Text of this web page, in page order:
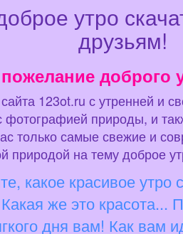
утро
друзьям!
доброго
123ot.ru с утренней и
природы, и
самые свежие и
природой на тему доброе
какое красивое
же это
дня вам! Как